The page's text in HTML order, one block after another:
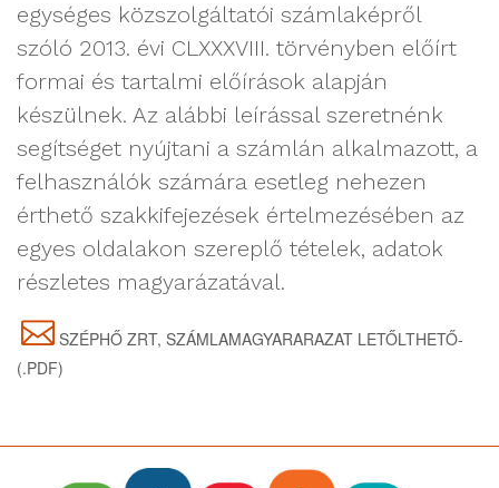
egységes közszolgáltatói számlaképről
szóló 2013. évi CLXXXVIII. törvényben előírt
formai és tartalmi előírások alapján
készülnek. Az alábbi leírással szeretnénk
segítséget nyújtani a számlán alkalmazott, a
felhasználók számára esetleg nehezen
érthető szakkifejezések értelmezésében az
egyes oldalakon szereplő tételek, adatok
részletes magyarázatával.
SZÉPHŐ ZRT, SZÁMLAMAGYARARAZAT LETŐLTHETŐ-
(.PDF)